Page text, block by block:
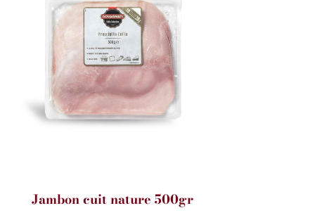
Jambon cuit nature 500gr